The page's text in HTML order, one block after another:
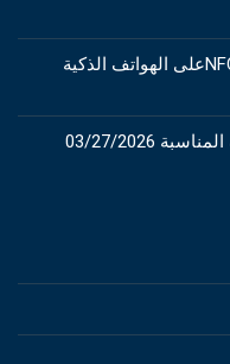
كاسبرسكي تكشف عن ارتفاع هجماتNFCعلى الهواتف الذكية
03/27/2026